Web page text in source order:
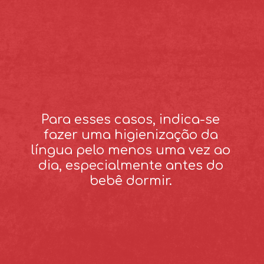
Para esses casos, indica-se
fazer uma higienização da
língua pelo menos uma vez ao
dia, especialmente antes do
bebê dormir.